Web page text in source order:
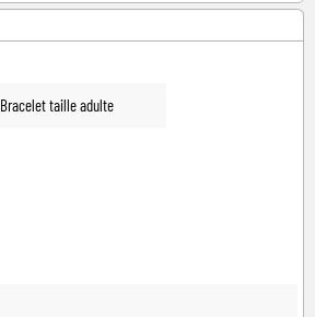
Bracelet taille adulte